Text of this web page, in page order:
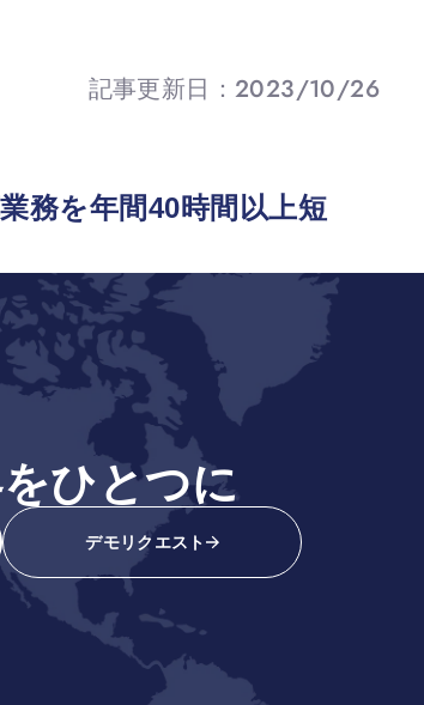
記事更新日：2023/10/26
務を年間40時間以上短
ひとつに
デモリクエスト